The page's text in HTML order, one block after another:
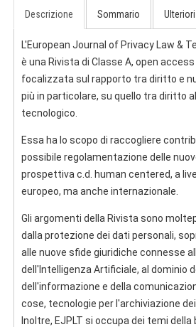
Descrizione Sommario
L'European Journal of Privacy Law &
è una Rivista di Classe A, open
focalizzata sul rapporto tra diritto e
più in particolare, su quello tra diritto
tecnologico.
Essa ha lo scopo di raccogliere
possibile regolamentazione delle
prospettiva c.d. human centered, a
europeo, ma anche internazionale.
Gli argomenti della Rivista sono
dalla protezione dei dati personali,
alle nuove sfide giuridiche connesse
dell'Intelligenza Artificiale, al dominio
dell'informazione e della
cose, tecnologie per l'archiviazione
Inoltre, EJPLT si occupa dei temi della